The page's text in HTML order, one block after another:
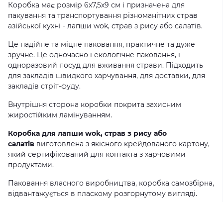
Коробка має розмір 6х7,5х9 см і призначена для
пакування та транспортування різноманітних страв
азійської кухні - лапши wok, страв з рису або салатів.
Це надійне та міцне паковання, практичне та дуже
зручне. Це одночасно і екологічне паковання, і
одноразовий посуд для вживання страви. Підходить
для закладів швидкого харчування, для доставки, для
закладів стріт-фуду.
Внутрішня сторона коробки покрита захисним
жиростійким ламінуванням.
Коробка для лапши wok, страв з рису або
салатів виготовлена з якісного крейдованого картону,
який сертифікований для контакта з харчовими
продуктами.
Паковання власного виробництва, коробка самозбірна,
відвантажується в пласкому розгорнутому вигляді.